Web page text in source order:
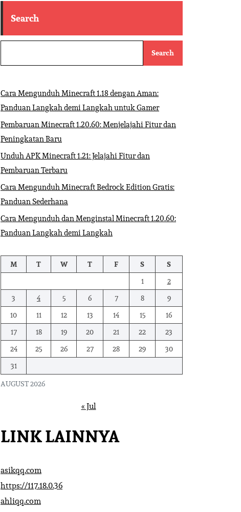
Search
Search
Cara Mengunduh Minecraft 1.18 dengan Aman:
Panduan Langkah demi Langkah untuk Gamer
Pembaruan Minecraft 1.20.60: Menjelajahi Fitur dan
Peningkatan Baru
Unduh APK Minecraft 1.21: Jelajahi Fitur dan
Pembaruan Terbaru
Cara Mengunduh Minecraft Bedrock Edition Gratis:
Panduan Sederhana
Cara Mengunduh dan Menginstal Minecraft 1.20.60:
Panduan Langkah demi Langkah
AUGUST 2026
M T W T F S
S
1
2
3
4 5 6 7 8
9
10
11 12 13 14 15
16
17
18 19 20 21 22
23
24
25 26 27 28 29
30
31
« Jul
LINK LAINNYA
asikqq.com
https://117.18.0.36
ahliqq.com